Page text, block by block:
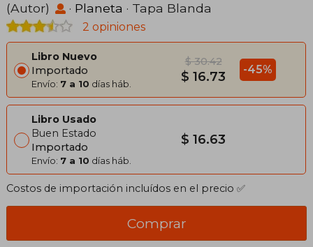
(Autor)
· Planeta · Tapa Blanda
2 opiniones
Libro Nuevo
Importado
Envío: 7 a 10 días háb.
$ 30.42
$ 16.73 -45%
Libro Usado
Buen Estado
Importado
Envío: 7 a 10 días háb.
$ 16.63
Costos de importación incluídos en el precio ✅
Comprar